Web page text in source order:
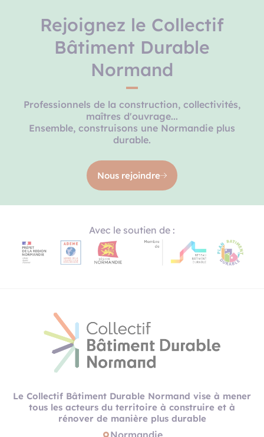
Rejoignez le Collectif
Bâtiment Durable
Normand
Professionnels de la construction, collectivités,
maîtres d'ouvrage...
Ensemble, construisons une Normandie plus
durable.
Nous rejoindre
Avec le soutien de :
Le Collectif Bâtiment Durable Normand vise à mener
tous les acteurs du territoire à construire et à
rénover de manière plus durable
Normandie